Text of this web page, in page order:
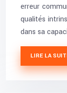
erreur
qualités
dans sa
LIRE LA